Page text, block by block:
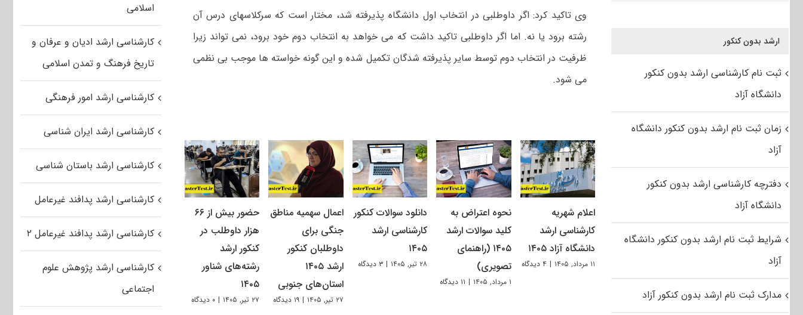
وی تاکید کرد: اگر داوطلبی در انتخاب اول دانشگاه پذیرفته شد، مختار است که سرکلاسهای درس آن
رشته برود یا نه. اما اگر داوطلبی تاکید داشت که می خواهد به انتخاب دوم خود برود، نمی تواند زیرا
ظرفیت در انتخاب دوم توسط سایر پذیرفته شدگان تکمیل شده و این گونه خواسته ها موجب بی نظمی
می شود.
اعلام شهریه
کارشناسی ارشد
دانشگاه آزاد ۱۴۰۵
۱۱ مرداد, ۱۴۰۵ | ۴ دیدگاه
نحوه اعتراض به
کلید سوالات ارشد
۱۴۰۵ (راهنمای
تصویری)
۱ مرداد, ۱۴۰۵ | ۱۱ دیدگاه
دانلود سوالات کنکور
کارشناسی ارشد
۱۴۰۵
۲۸ تیر, ۱۴۰۵ | ۳ دیدگاه
اعمال سهمیه مناطق
جنگی برای
داوطلبان کنکور
ارشد ۱۴۰۵
استان‌های جنوبی
۲۷ تیر, ۱۴۰۵ | ۱۹ دیدگاه
حضور بیش از ۶۶
هزار داوطلب در
کنکور ارشد
رشته‌های شناور
۱۴۰۵
۲۷ تیر, ۱۴۰۵ | ۰ دیدگاه
اسلامی
کارشناسی ارشد ادیان و عرفان و
تاریخ فرهنگ و تمدن اسلامی
کارشناسی ارشد امور فرهنگی
کارشناسی ارشد ایران شناسی
کارشناسی ارشد باستان شناسی
کارشناسی ارشد پدافند غیرعامل
کارشناسی ارشد پدافند غیرعامل ۲
کارشناسی ارشد پژوهش علوم
اجتماعی
ارشد بدون کنکور
ثبت نام کارشناسی ارشد بدون کنکور
دانشگاه آزاد
زمان ثبت نام ارشد بدون کنکور دانشگاه
آزاد
دفترچه کارشناسی ارشد بدون کنکور
دانشگاه آزاد
شرایط ثبت نام ارشد بدون کنکور دانشگاه
آزاد
مدارک ثبت نام ارشد بدون کنکور آزاد